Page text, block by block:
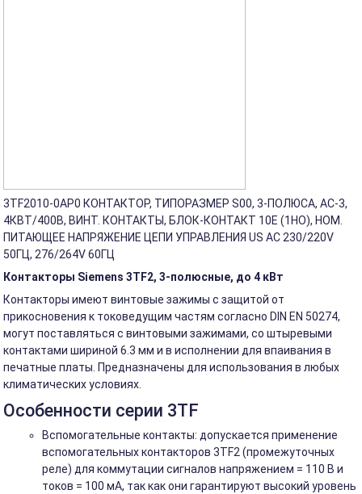
3TF2010-0AP0 КОНТАКТОР, ТИПОРАЗМЕР S00, 3-ПОЛЮСА, AC-3,
4КВТ/400В, ВИНТ. КОНТАКТЫ, БЛОК-КОНТАКТ 10E (1НО), НОМ.
ПИТАЮЩЕЕ НАПРЯЖЕНИЕ ЦЕПИ УПРАВЛЕНИЯ US AC 230/220V
50ГЦ, 276/264V 60ГЦ
Контакторы Siemens 3TF2, 3-полюсные, до 4 кВт
Контакторы имеют винтовые зажимы с защитой от
прикосновения к токоведущим частям согласно DIN EN 50274,
могут поставляться с винтовыми зажимами, со штыревыми
контактами шириной 6.3 мм и в исполнении для впаивания в
печатные платы. Предназначены для использования в любых
климатических условиях.
Особенности серии 3TF
Вспомогательные контакты: допускается применение
вспомогательных контакторов 3TF2 (промежуточных
реле) для коммутации сигналов напряжением = 110 В и
токов = 100 мА, так как они гарантируют высокий уровень